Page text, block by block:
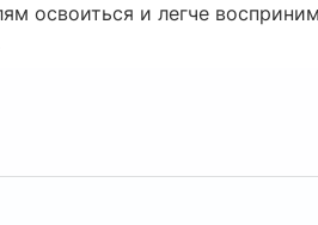
освоиться и легче